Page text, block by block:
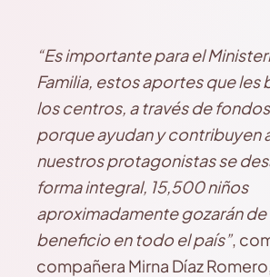
“Es importante para el
Familia, estos aportes que les
los centros, a través de
porque ayudan y contribuyen
nuestros protagonistas se
forma integral, 15,500 niños
aproximadamente gozarán
beneficio en todo el país”,
compañera Mirna Díaz